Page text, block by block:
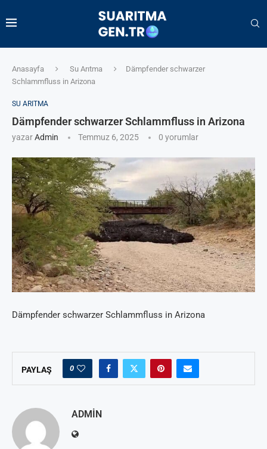
Anasayfa Su Arıtma
Dämpfender schwarzer
Schlammfluss in Arizona
SU ARITMA
Dämpfender schwarzer Schlammfluss in Arizona
yazarAdmin Temmuz 6, 2025 0 yorumlar
Dämpfender schwarzer Schlammfluss in Arizona
PAYLAŞ 0
ADMIN